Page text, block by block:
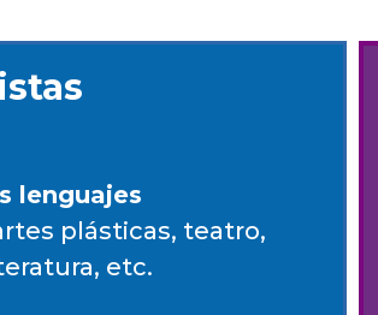
lenguajes
plásticas, teatro,
etc.